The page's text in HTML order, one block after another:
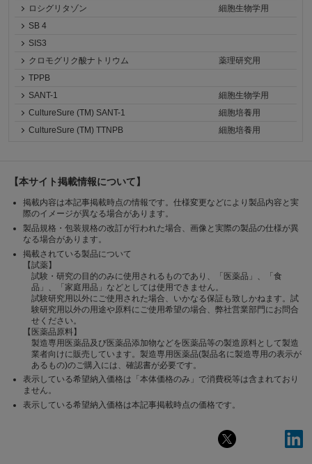
ロシグリタゾン
細胞生物学用
SB 4
SIS3
クロモグリク酸ナトリウム
薬理研究用
TPPB
SANT-1
細胞生物学用
CultureSure (TM) SANT-1
細胞培養用
CultureSure (TM) TTNPB
細胞培養用
【本サイト掲載情報について】
掲載内容は本記事掲載時点の情報です。仕様変更などにより製品内容と実
際のイメージが異なる場合があります。
製品規格・包装規格の改訂が行われた場合、画像と実際の製品の仕様が異
なる場合があります。
掲載されている製品について
【試薬】
試験・研究の目的のみに使用されるものであり、「医薬品」、「食
品」、「家庭用品」などとしては使用できません。
試験研究用以外にご使用された場合、いかなる保証も致しかねます。試
験研究用以外の用途や原料にご使用希望の場合、弊社営業部門にお問合
せください。
【医薬品原料】
製造専用医薬品及び医薬品添加物などを医薬品等の製造原料として製造
業者向けに販売しています。製造専用医薬品(製品名に製造専用の表示が
あるもの)のご購入には、確認書が必要です。
表示している希望納入価格は「本体価格のみ」で消費税等は含まれており
ません。
表示している希望納入価格は本記事掲載時点の価格です。